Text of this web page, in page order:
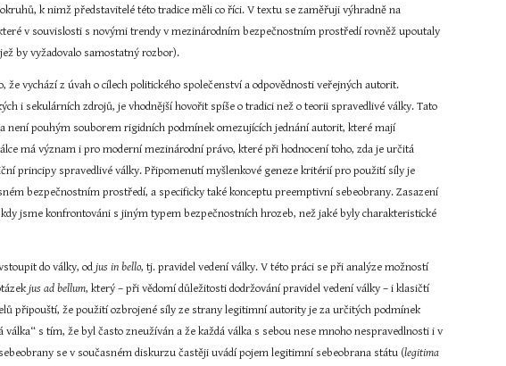
k nimž představitelé této tradice měli co říci. V textu se zaměřuji výhradně na
v souvislosti s novými trendy v mezinárodním bezpečnostním prostředí rovněž upoutaly
by vyžadovalo samostatný rozbor).
vychází z úvah o cílech politického společenství a odpovědnosti veřejných autorit.
i sekulárních zdrojů, je vhodnější hovořit spíše o tradici než o teorii spravedlivé války. Tato
pouhým souborem rigidních podmínek omezujících jednání autorit, které mají
má význam i pro moderní mezinárodní právo, které při hodnocení toho, zda je určitá
principy spravedlivé války. Připomenutí myšlenkové geneze kritérií pro použití síly je
bezpečnostním prostředí, a specificky také konceptu preemptivní sebeobrany. Zasazení
jsme konfrontováni s jiným typem bezpečnostních hrozeb, než jaké byly charakteristické
do války, od jus in bello, tj. pravidel vedení války. V této práci se při analýze možností
jus ad bellum, který – při vědomí důležitosti dodržování pravidel vedení války – i klasičtí
připouští, že použití ozbrojené síly ze strany legitimní autority je za určitých podmínek
s tím, že byl často zneužíván a že každá válka s sebou nese mnoho nespravedlnosti i v
se v současném diskurzu častěji uvádí pojem legitimní sebeobrana státu (legitima